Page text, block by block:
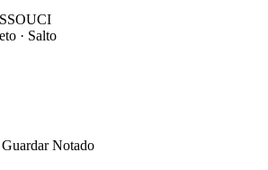
· Salto
Guardar Notado